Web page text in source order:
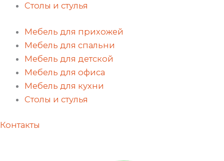
Столы и стулья
Мебель для прихожей
Мебель для спальни
Мебель для детской
Мебель для офиса
Мебель для кухни
Столы и стулья
Контакты